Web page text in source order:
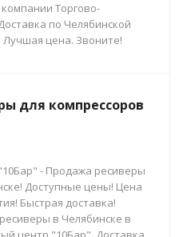
Торгово-
по Челябинской
Лучшая цена. Звоните!
для компрессоров
- Продажа ресиверы
Доступные цены! Цена
Быстрая доставка!
в Челябинске в